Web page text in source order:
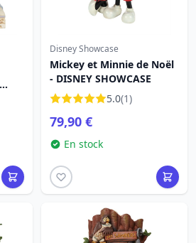
Disney Showcase
Mickey et Minnie de Noël
- DISNEY SHOWCASE
5.0(1)
79,90 €
En stock